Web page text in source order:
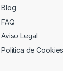
Blog
FAQ
Aviso Legal
Política de Cookies